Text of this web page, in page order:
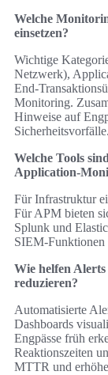
Welche
einsetzen?
Wichtige
Netzwerk),
End-
Monitoring.
Hinweise auf
Sicherheitsvorfälle.
Welche Tools
Application-
Für Infrastruktur
Für APM bieten
Splunk und
SIEM-Funktionen
Wie helfen
reduzieren?
Automatisierte
Dashboards
Engpässe früh
Reaktionszeiten
MTTR und